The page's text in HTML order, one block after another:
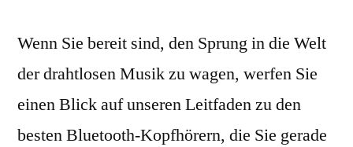
Wenn Sie bereit sind, den Sprung in die Welt
der drahtlosen Musik zu wagen, werfen Sie
einen Blick auf unseren Leitfaden zu den
besten Bluetooth-Kopfhörern, die Sie gerade